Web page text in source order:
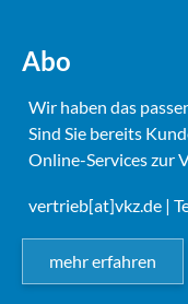
Abo
Wir haben das
Sind Sie bereits
Online-Services zur
vertrieb[at]vkz.de |
mehr erfahren